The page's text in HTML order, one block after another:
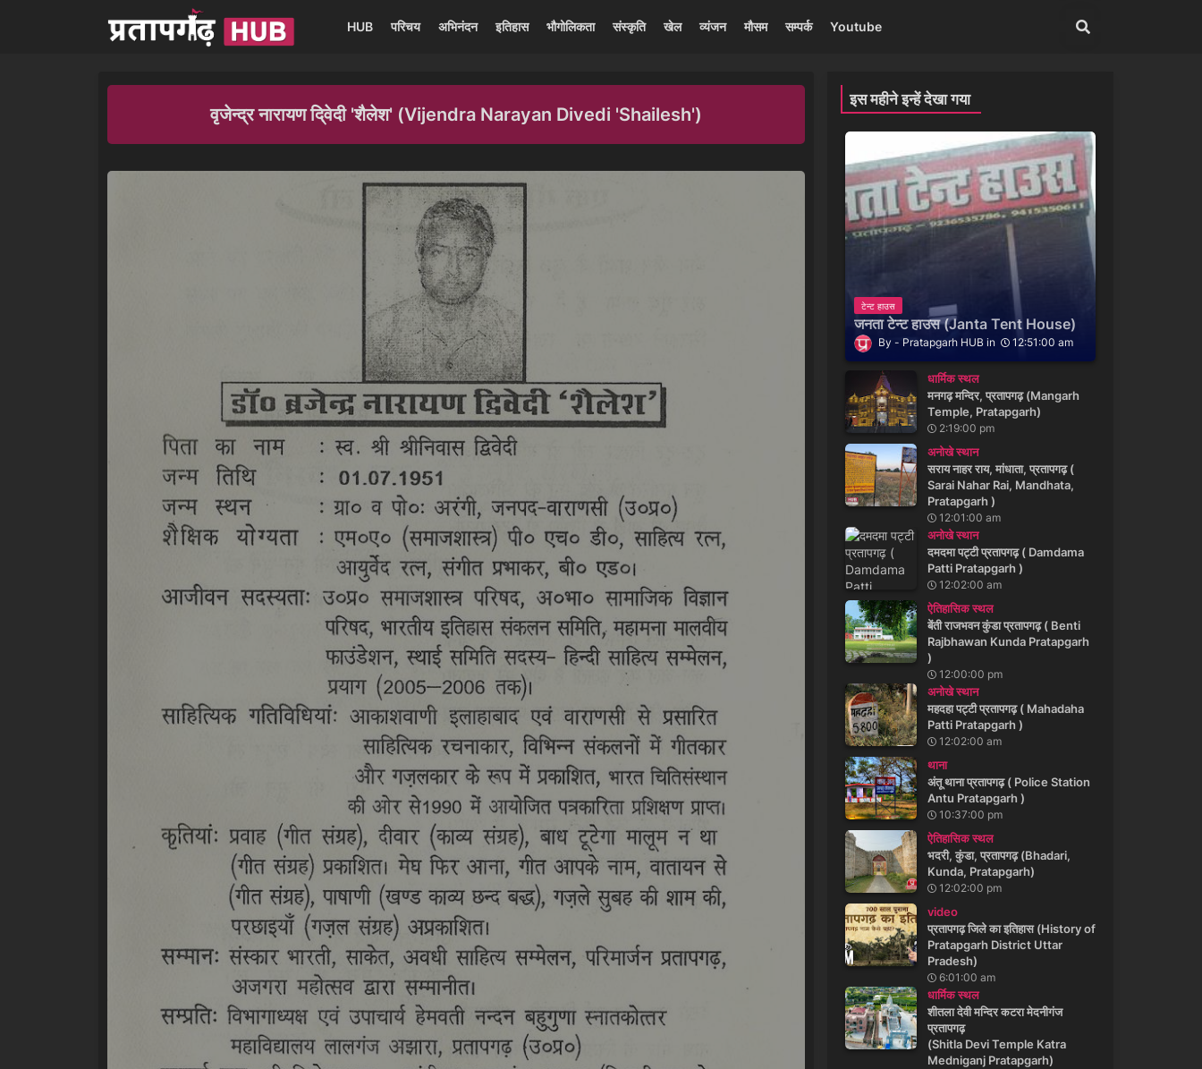
HUB परिचय अभिनंदन इतिहास भौगोलिकता संस्कृति खेल व्यंजन मौसम सम्पर्क Youtube
वृजेन्द्र नारायण दि्वेदी 'शैलेश' (Vijendra Narayan Divedi 'Shailesh')
इस महीने इन्हें देखा गया
टेन्ट हाउस
जनता टेन्ट हाउस (Janta Tent House)
Pratapgarh HUB 12:51:00 am
धार्मिक स्थल
मनगढ़ मन्दिर, प्रतापगढ़ (Mangarh
Temple, Pratapgarh)
2:19:00 pm
अनोखे स्थान
सराय नाहर राय, मांधाता, प्रतापगढ़ (
Sarai Nahar Rai, Mandhata,
Pratapgarh )
12:01:00 am
अनोखे स्थान
दमदमा पट्टी प्रतापगढ़ ( Damdama
Patti Pratapgarh )
12:02:00 am
ऐतिहासिक स्थल
बेंती राजभवन कुंडा प्रतापगढ़ ( Benti
Rajbhawan Kunda Pratapgarh
)
12:00:00 pm
अनोखे स्थान
महदहा पट्टी प्रतापगढ़ ( Mahadaha
Patti Pratapgarh )
12:02:00 am
थाना
अंतू थाना प्रतापगढ़ ( Police Station
Antu Pratapgarh )
10:37:00 pm
ऐतिहासिक स्थल
भदरी, कुंडा, प्रतापगढ़ (Bhadari,
Kunda, Pratapgarh)
12:02:00 pm
video
प्रतापगढ़ जिले का इतिहास (History of
Pratapgarh District Uttar
Pradesh)
6:01:00 am
धार्मिक स्थल
शीतला देवी मन्दिर कटरा मेदनीगंज
प्रतापगढ़
(Shitla Devi Temple Katra
Medniganj Pratapgarh)